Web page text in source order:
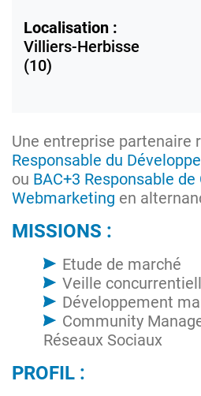
Localisation :
Villiers-Herbisse
(10)
Une entreprise partenaire
Responsable du
ou BAC+3 Responsable
Webmarketing en
MISSIONS :
Etude de marché
Veille
Développement
Community
Réseaux Sociaux
PROFIL :